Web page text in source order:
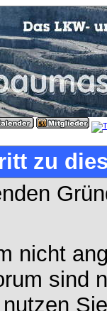
zu
nicht
sind